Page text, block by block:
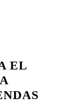
EL